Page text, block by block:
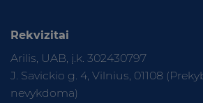
Rekvizitai
Arilis, UAB, į.k. 302430797
J. Savickio g. 4, Vilnius, 01108
nevykdoma)